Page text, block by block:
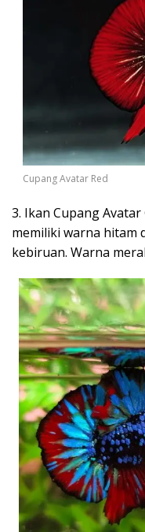
Cupang Avatar Red
3. Ikan Cupang
memiliki warna hitam
kebiruan. Warna